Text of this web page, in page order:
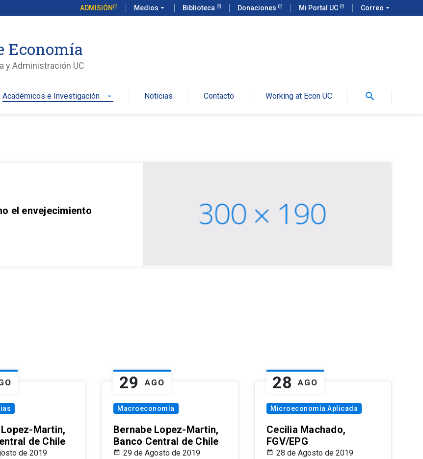
ADMISIÓN Medios arrow_drop_down Biblioteca Donaciones Mi Portal UC Correo arrow_drop_down
Economía
y Administración UC
Académicos e Investigación arrow_drop_down Noticias Contacto Working at Econ UC search
el envejecimiento
Martin,
de Chile
de 2019
29 AGO
Macroeconomía
Bernabe Lopez-Martin,
Banco Central de Chile
29 de Agosto de 2019
28 AGO
Microeconomía Aplicada
Cecilia Machado,
FGV/EPG
28 de Agosto de 2019